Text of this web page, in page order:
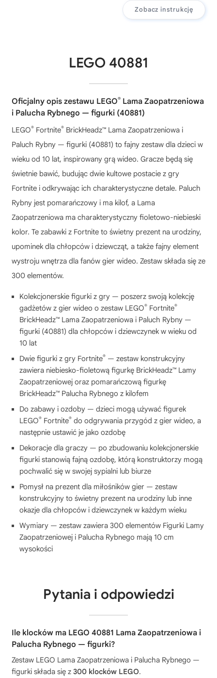
Zobacz instrukcję
LEGO 40881
Oficjalny opis zestawu LEGO® Lama Zaopatrzeniowa
i Palucha Rybnego — figurki (40881)
LEGO® Fortnite® BrickHeadz™ Lama Zaopatrzeniowa i
Paluch Rybny — figurki (40881) to fajny zestaw dla dzieci w
wieku od 10 lat, inspirowany grą wideo. Gracze będą się
świetnie bawić, budując dwie kultowe postacie z gry
Fortnite i odkrywając ich charakterystyczne detale. Paluch
Rybny jest pomarańczowy i ma kilof, a Lama
Zaopatrzeniowa ma charakterystyczny fioletowo-niebieski
kolor. Te zabawki z Fortnite to świetny prezent na urodziny,
upominek dla chłopców i dziewcząt, a także fajny element
wystroju wnętrza dla fanów gier wideo. Zestaw składa się ze
300 elementów.
Kolekcjonerskie figurki z gry — poszerz swoją kolekcję
gadżetów z gier wideo o zestaw LEGO® Fortnite®
BrickHeadz™ Lama Zaopatrzeniowa i Paluch Rybny —
figurki (40881) dla chłopców i dziewczynek w wieku od
10 lat
Dwie figurki z gry Fortnite® — zestaw konstrukcyjny
zawiera niebiesko-fioletową figurkę BrickHeadz™ Lamy
Zaopatrzeniowej oraz pomarańczową figurkę
BrickHeadz™ Palucha Rybnego z kilofem
Do zabawy i ozdoby — dzieci mogą używać figurek
LEGO® Fortnite® do odgrywania przygód z gier wideo, a
następnie ustawić je jako ozdobę
Dekoracje dla graczy — po zbudowaniu kolekcjonerskie
figurki stanowią fajną ozdobę, którą konstruktorzy mogą
pochwalić się w swojej sypialni lub biurze
Pomysł na prezent dla miłośników gier — zestaw
konstrukcyjny to świetny prezent na urodziny lub inne
okazje dla chłopców i dziewczynek w każdym wieku
Wymiary — zestaw zawiera 300 elementów Figurki Lamy
Zaopatrzeniowej i Palucha Rybnego mają 10 cm
wysokości
Pytania i odpowiedzi
Ile klocków ma LEGO 40881 Lama Zaopatrzeniowa i
Palucha Rybnego — figurki?
Zestaw LEGO Lama Zaopatrzeniowa i Palucha Rybnego —
figurki składa się z 300 klocków LEGO.